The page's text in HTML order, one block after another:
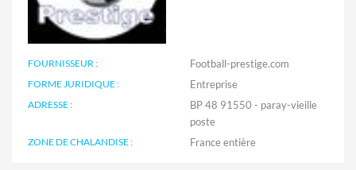
FOURNISSEUR : Football-prestige.com
FORME JURIDIQUE : Entreprise
ADRESSE :
BP 48 91550 - paray-vieille
poste
ZONE DE CHALANDISE :